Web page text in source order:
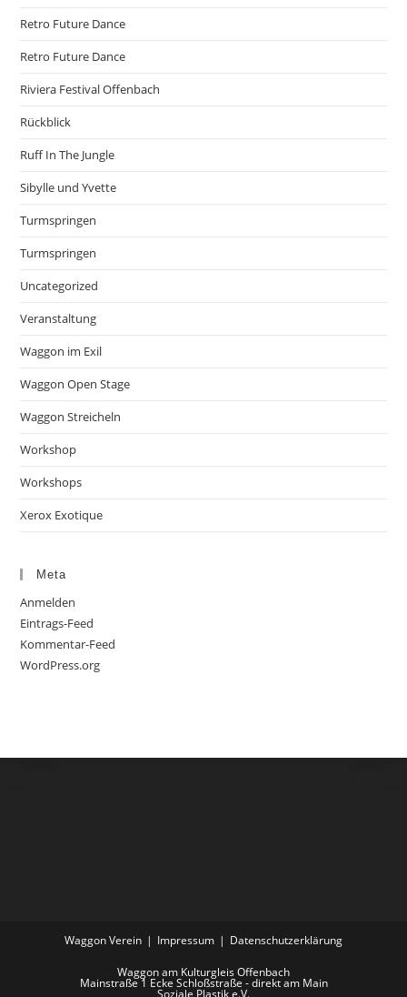
Retro Future Dance
Retro Future Dance
Riviera Festival Offenbach
Rückblick
Ruff In The Jungle
Sibylle und Yvette
Turmspringen
Turmspringen
Uncategorized
Veranstaltung
Waggon im Exil
Waggon Open Stage
Waggon Streicheln
Workshop
Workshops
Xerox Exotique
Meta
Anmelden
Eintrags-Feed
Kommentar-Feed
WordPress.org
Waggon Verein Impressum Datenschutzerklärung
Waggon am Kulturgleis Offenbach
Mainstraße 1 Ecke Schloßstraße - direkt am Main
Soziale Plastik e.V.